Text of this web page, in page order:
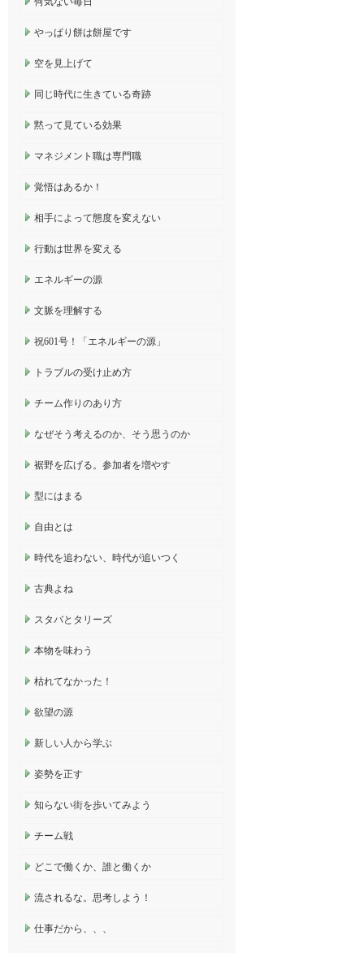
やっぱり餅は餅屋です
空を見上げて
同じ時代に生きている奇跡
黙って見ている効果
マネジメント職は専門職
覚悟はあるか！
相手によって態度を変えない
行動は世界を変える
エネルギーの源
文脈を理解する
祝601号！「エネルギーの源」
トラブルの受け止め方
チーム作りのあり方
なぜそう考えるのか、そう思うのか
裾野を広げる。参加者を増やす
型にはまる
自由とは
時代を追わない、時代が追いつく
古典よね
スタバとタリーズ
本物を味わう
枯れてなかった！
欲望の源
新しい人から学ぶ
姿勢を正す
知らない街を歩いてみよう
チーム戦
どこで働くか、誰と働くか
流されるな。思考しよう！
仕事だから、、、